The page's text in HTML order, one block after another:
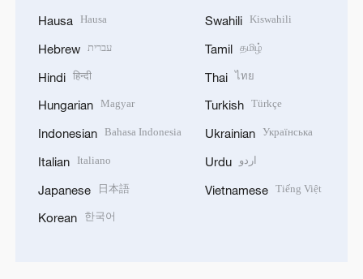
Hausa Hausa
Hebrew עברית
Hindi हिन्दी
Hungarian Magyar
Indonesian Bahasa Indonesia
Italian Italiano
Japanese 日本語
Korean 한국어
Swahili Kiswahili
Tamil தமிழ்
Thai ไทย
Turkish Türkçe
Ukrainian Українська
Urdu اردو
Vietnamese Tiếng Việt